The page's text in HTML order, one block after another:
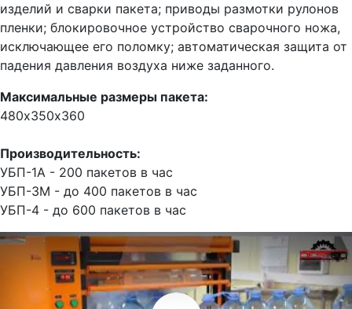
изделий и сварки пакета; приводы размотки рулонов
пленки; блокировочное устройство сварочного ножа,
исключающее его поломку; автоматическая защита от
падения давления воздуха ниже заданного.
Максимальные размеры пакета:
480х350х360
Производительность:
УБП-1А - 200 пакетов в час
УБП-3М - до 400 пакетов в час
УБП-4 - до 600 пакетов в час